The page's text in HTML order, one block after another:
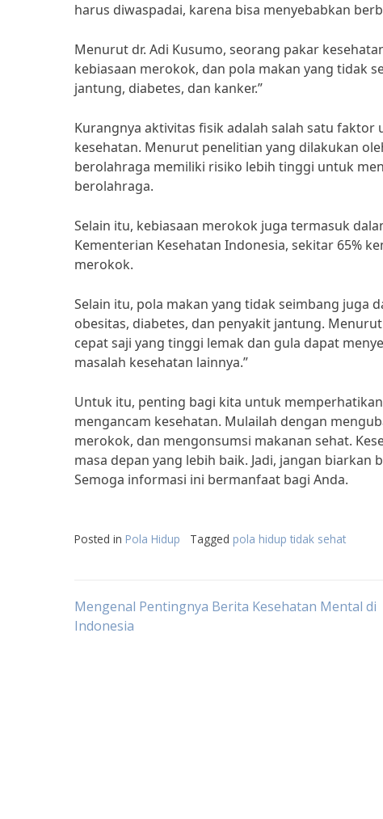
harus diwaspadai, karena bisa menyebabkan
Menurut dr. Adi Kusumo, seorang pakar
kebiasaan merokok, dan pola makan yang tidak
jantung, diabetes, dan kanker.”
Kurangnya aktivitas fisik adalah salah satu
kesehatan. Menurut penelitian yang dilakukan
berolahraga memiliki risiko lebih tinggi untuk
berolahraga.
Selain itu, kebiasaan merokok juga termasuk
Kementerian Kesehatan Indonesia, sekitar 65%
merokok.
Selain itu, pola makan yang tidak seimbang juga
obesitas, diabetes, dan penyakit jantung.
cepat saji yang tinggi lemak dan gula dapat
masalah kesehatan lainnya.”
Untuk itu, penting bagi kita untuk
mengancam kesehatan. Mulailah dengan
merokok, dan mengonsumsi makanan sehat.
masa depan yang lebih baik. Jadi, jangan
Semoga informasi ini bermanfaat bagi Anda.
Posted in Pola Hidup Tagged pola hidup tidak sehat
Post
Mengenal Pentingnya Berita Kesehatan Mental di
Indonesia